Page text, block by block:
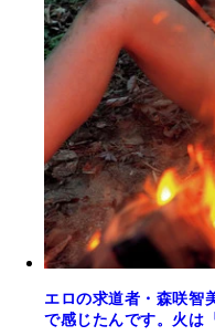
エロの求道者・森咲智
で感じたんです。火は